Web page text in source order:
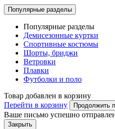
Популярные разделы
Популярные разделы
Демисезонные куртки
Спортивные костюмы
Шорты, бриджи
Ветровки
Плавки
Футболки и поло
Товар добавлен в корзину
Перейти в корзину
Продолжить
Ваше письмо успешно
Закрыть